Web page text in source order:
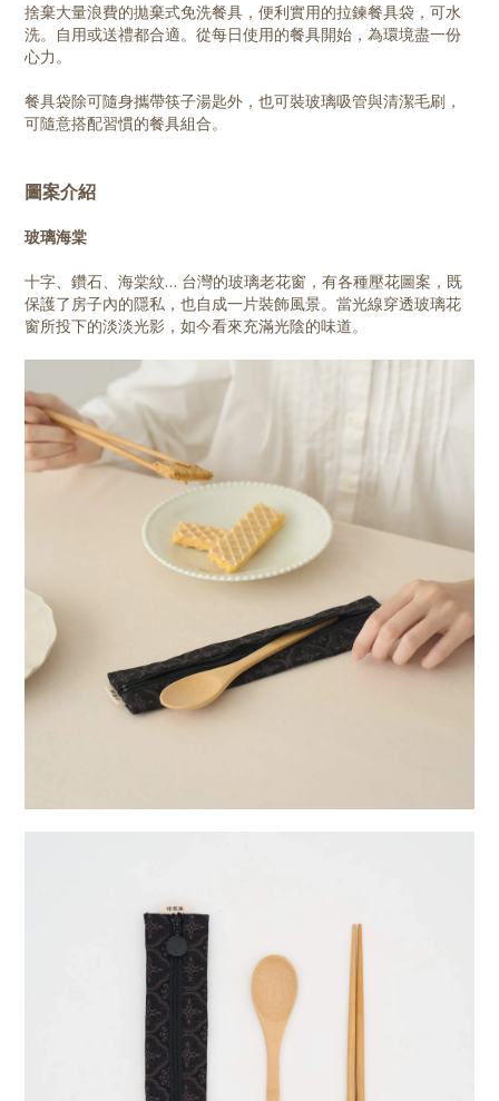
捨棄大量浪費的拋棄式免洗餐具，便利實用的拉鍊餐具袋，可水
洗。自用或送禮都合適。從每日使用的餐具開始，為環境盡一份
心力。
餐具袋除可隨身攜帶筷子湯匙外，也可裝玻璃吸管與清潔毛刷，
可隨意搭配習慣的餐具組合。
圖案介紹
玻璃海棠
十字、鑽石、海棠紋… 台灣的玻璃老花窗，有各種壓花圖案，既
保護了房子內的隱私，也自成一片裝飾風景。當光線穿透玻璃花
窗所投下的淡淡光影，如今看來充滿光陰的味道。